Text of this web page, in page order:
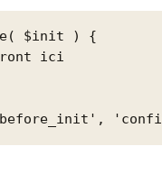
$init ) {
ici